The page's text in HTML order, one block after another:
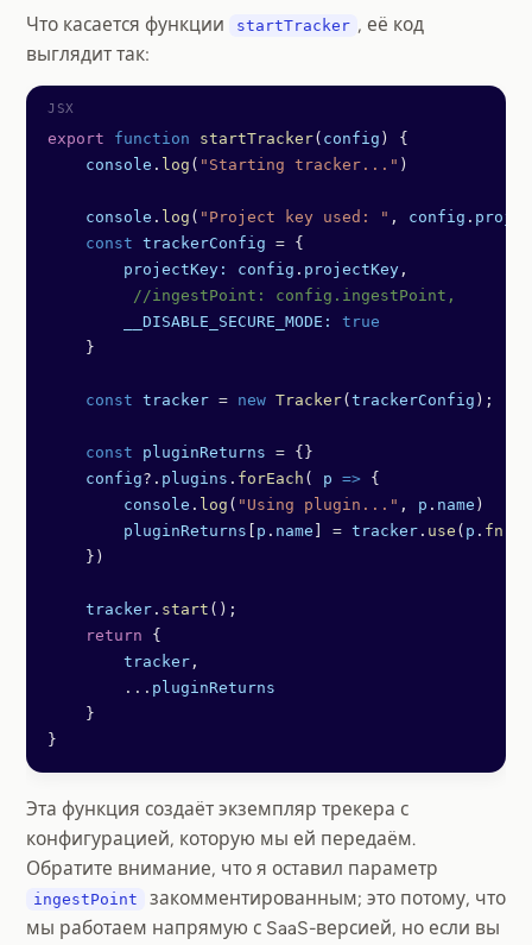
Что касается функции startTracker , её код
выглядит так:
export function startTracker( config ) {
    console
. log ( "Starting tracker..." )
    console
. log ( "Project key used: " , config .
    const
trackerConfig = {
        projectKey:
config . projectKey ,
         //ingestPoint: config.ingestPoint,
        __DISABLE_SECURE_MODE:
true
    }
    const
tracker = new Tracker( trackerConfig );
    const
pluginReturns = {}
    config
?. plugins . forEach ( p => {
        console
. log ( "Using plugin..." , p . name )
        pluginReturns
p . name = tracker . use ( p . fn
    })
    tracker
. start ();
    return
{
        tracker
,
        ...
pluginReturns
    }
}
Эта функция создаёт экземпляр трекера с
конфигурацией, которую мы ей передаём.
Обратите внимание, что я оставил параметр
ingestPoint
закомментированным; это потому, что
мы работаем напрямую с SaaS-версией, но если вы